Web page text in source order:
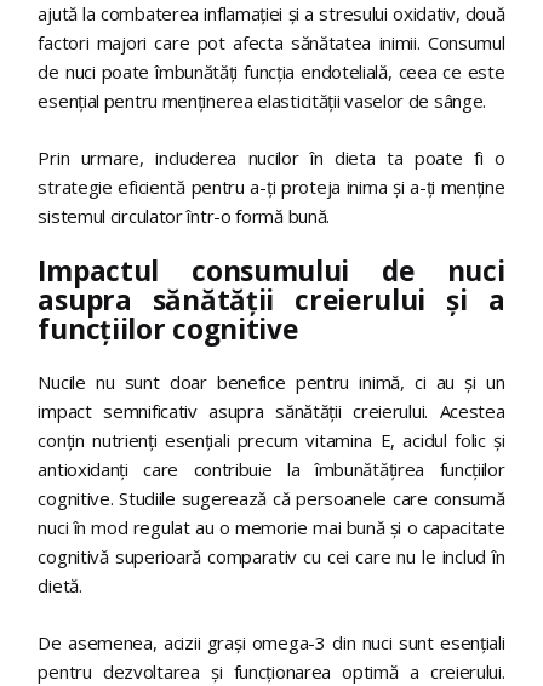
ajută la combaterea inflamației și a stresului oxidativ, două
factori majori care pot afecta sănătatea inimii. Consumul
de nuci poate îmbunătăți funcția endotelială, ceea ce este
esențial pentru menținerea elasticității vaselor de sânge.
Prin urmare, includerea nucilor în dieta ta poate fi o
strategie eficientă pentru a-ți proteja inima și a-ți menține
sistemul circulator într-o formă bună.
Impactul consumului de nuci
asupra sănătății creierului și a
funcțiilor cognitive
Nucile nu sunt doar benefice pentru inimă, ci au și un
impact semnificativ asupra sănătății creierului. Acestea
conțin nutrienți esențiali precum vitamina E, acidul folic și
antioxidanți care contribuie la îmbunătățirea funcțiilor
cognitive. Studiile sugerează că persoanele care consumă
nuci în mod regulat au o memorie mai bună și o capacitate
cognitivă superioară comparativ cu cei care nu le includ în
dietă.
De asemenea, acizii grași omega-3 din nuci sunt esențiali
pentru dezvoltarea și funcționarea optimă a creierului.